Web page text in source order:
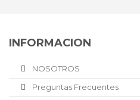
INFORMACION
NOSOTROS
Preguntas Frecuentes